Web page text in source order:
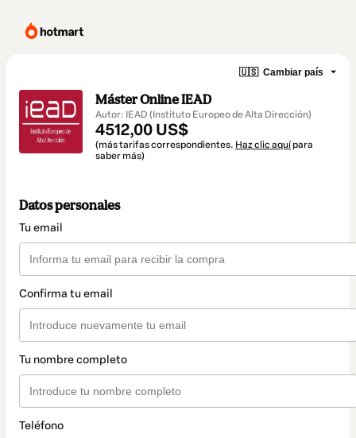
🇺🇸 Cambiar país
Máster Online IEAD
Autor: IEAD (Instituto Europeo de Alta Dirección)
4512,00 US$
(más tarifas correspondientes. Haz clic aquí para
saber más)
Datos personales
Tu email
Confirma tu email
Tu nombre completo
Teléfono